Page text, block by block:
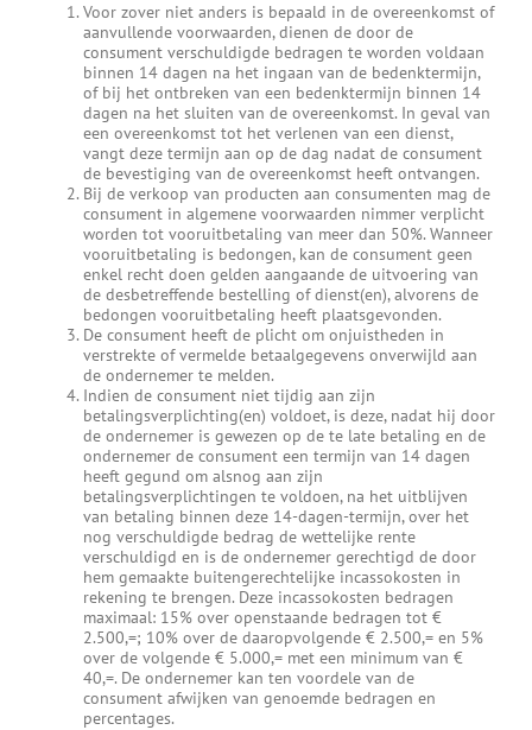
Voor zover niet anders is bepaald in de overeenkomst of
aanvullende voorwaarden, dienen de door de
consument verschuldigde bedragen te worden voldaan
binnen 14 dagen na het ingaan van de bedenktermijn,
of bij het ontbreken van een bedenktermijn binnen 14
dagen na het sluiten van de overeenkomst. In geval van
een overeenkomst tot het verlenen van een dienst,
vangt deze termijn aan op de dag nadat de consument
de bevestiging van de overeenkomst heeft ontvangen.
Bij de verkoop van producten aan consumenten mag de
consument in algemene voorwaarden nimmer verplicht
worden tot vooruitbetaling van meer dan 50%. Wanneer
vooruitbetaling is bedongen, kan de consument geen
enkel recht doen gelden aangaande de uitvoering van
de desbetreffende bestelling of dienst(en), alvorens de
bedongen vooruitbetaling heeft plaatsgevonden.
De consument heeft de plicht om onjuistheden in
verstrekte of vermelde betaalgegevens onverwijld aan
de ondernemer te melden.
Indien de consument niet tijdig aan zijn
betalingsverplichting(en) voldoet, is deze, nadat hij door
de ondernemer is gewezen op de te late betaling en de
ondernemer de consument een termijn van 14 dagen
heeft gegund om alsnog aan zijn
betalingsverplichtingen te voldoen, na het uitblijven
van betaling binnen deze 14-dagen-termijn, over het
nog verschuldigde bedrag de wettelijke rente
verschuldigd en is de ondernemer gerechtigd de door
hem gemaakte buitengerechtelijke incassokosten in
rekening te brengen. Deze incassokosten bedragen
maximaal: 15% over openstaande bedragen tot €
2.500,=; 10% over de daaropvolgende € 2.500,= en 5%
over de volgende € 5.000,= met een minimum van €
40,=. De ondernemer kan ten voordele van de
consument afwijken van genoemde bedragen en
percentages.